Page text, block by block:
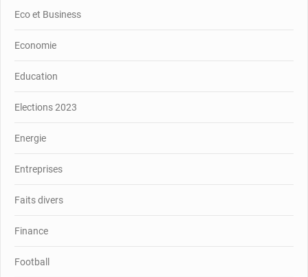
Eco et Business
Economie
Education
Elections 2023
Energie
Entreprises
Faits divers
Finance
Football